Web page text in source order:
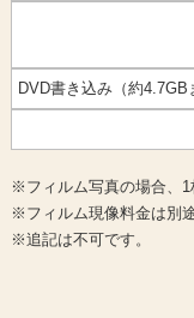
DVD書き込み（約4.7GB
※フィルム写真の場合、1
※フィルム現像料金は別
※追記は不可です。